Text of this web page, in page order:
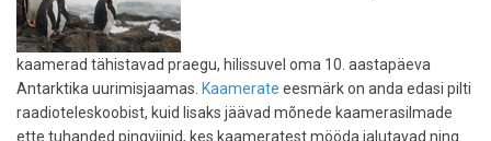
maksab
45
000
USD
kaamerad tähistavad praegu, hilissuvel oma 10. aastapäeva
Antarktika uurimisjaamas. Kaamerate eesmärk on anda edasi pilti
raadioteleskoobist, kuid lisaks jäävad mõnede kaamerasilmade
ette tuhanded pingviinid, kes kaameratest mööda jalutavad ning